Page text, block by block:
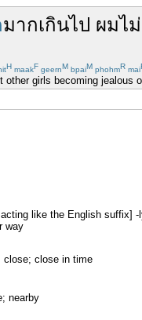
มากเกินไป ผมไม่
H maakF geernM bpaiM phohmR mai
girls becoming jealous
like the English suffix]
way
close; close in time
nearby